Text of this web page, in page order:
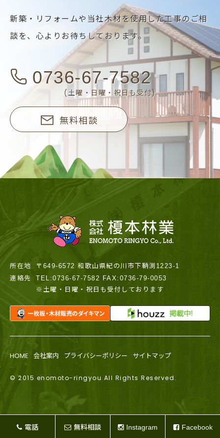
新築・リフォームや当社木材を使用した工事のご相
談を、 心よりお待ちしております。
0736-67-7582
(土曜・日曜・祝日も受付)
無料相談
所在地
〒649-6572 和歌山県紀の川市下鞆渕1223-1
連絡先
TEL:0736-67-7582 FAX:0736-79-0053
※土曜・日曜・祝日も受付しております
HOME 会社案内 プライバシーポリシー サイトマップ
© 2015 enomoto-ringyou All Rights Reserved.
電話 無料相談 Instagram Facebook